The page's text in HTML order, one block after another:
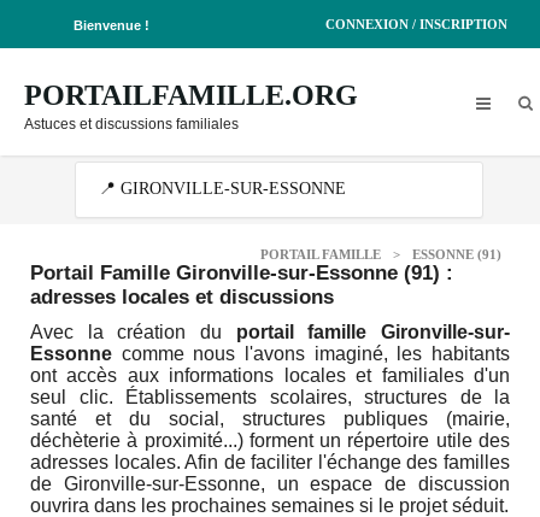
Bienvenue ! CONNEXION / INSCRIPTION
PORTAILFAMILLE.ORG
Astuces et discussions familiales
PORTAIL FAMILLE > ESSONNE (91)
Portail Famille Gironville-sur-Essonne (91) :
adresses locales et discussions
Avec la création du portail famille Gironville-sur-
Essonne comme nous l'avons imaginé, les habitants
ont accès aux informations locales et familiales d'un
seul clic. Établissements scolaires, structures de la
santé et du social, structures publiques (mairie,
déchèterie à proximité...) forment un répertoire utile des
adresses locales. Afin de faciliter l'échange des familles
de Gironville-sur-Essonne, un espace de discussion
ouvrira dans les prochaines semaines si le projet séduit.